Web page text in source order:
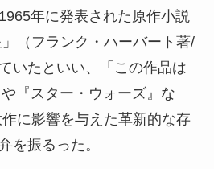
年に発表された原作小説
」（フランク・ハーバート著/
いたといい、「この作品は
や『スター・ウォーズ』な
に影響を与えた革新的な存
を振るった。